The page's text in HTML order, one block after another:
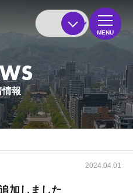
MENU
情報
2024.04.01
加しました